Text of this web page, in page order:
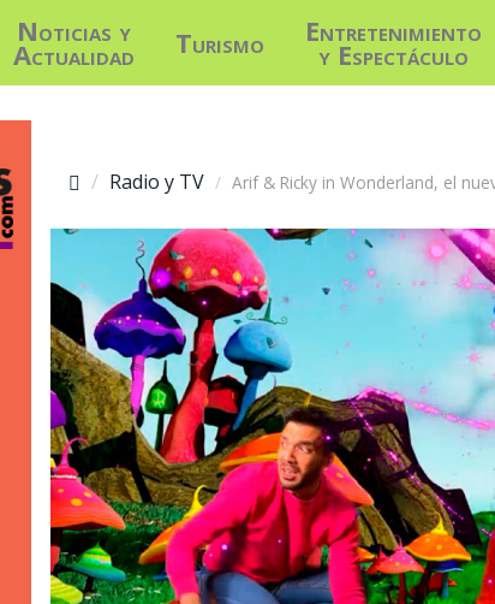
Noticias y
Actualidad Turismo Entretenimiento
y Espectáculo
Radio y TV Arif & Ricky in Wonderland, el